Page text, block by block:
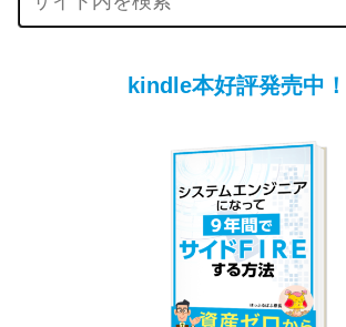
kindle本好評発売中！